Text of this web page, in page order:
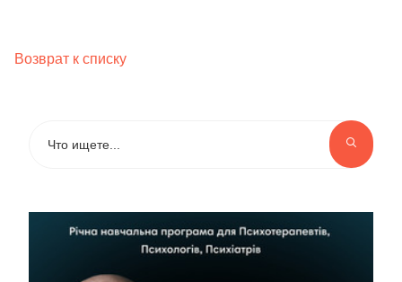
Возврат к списку